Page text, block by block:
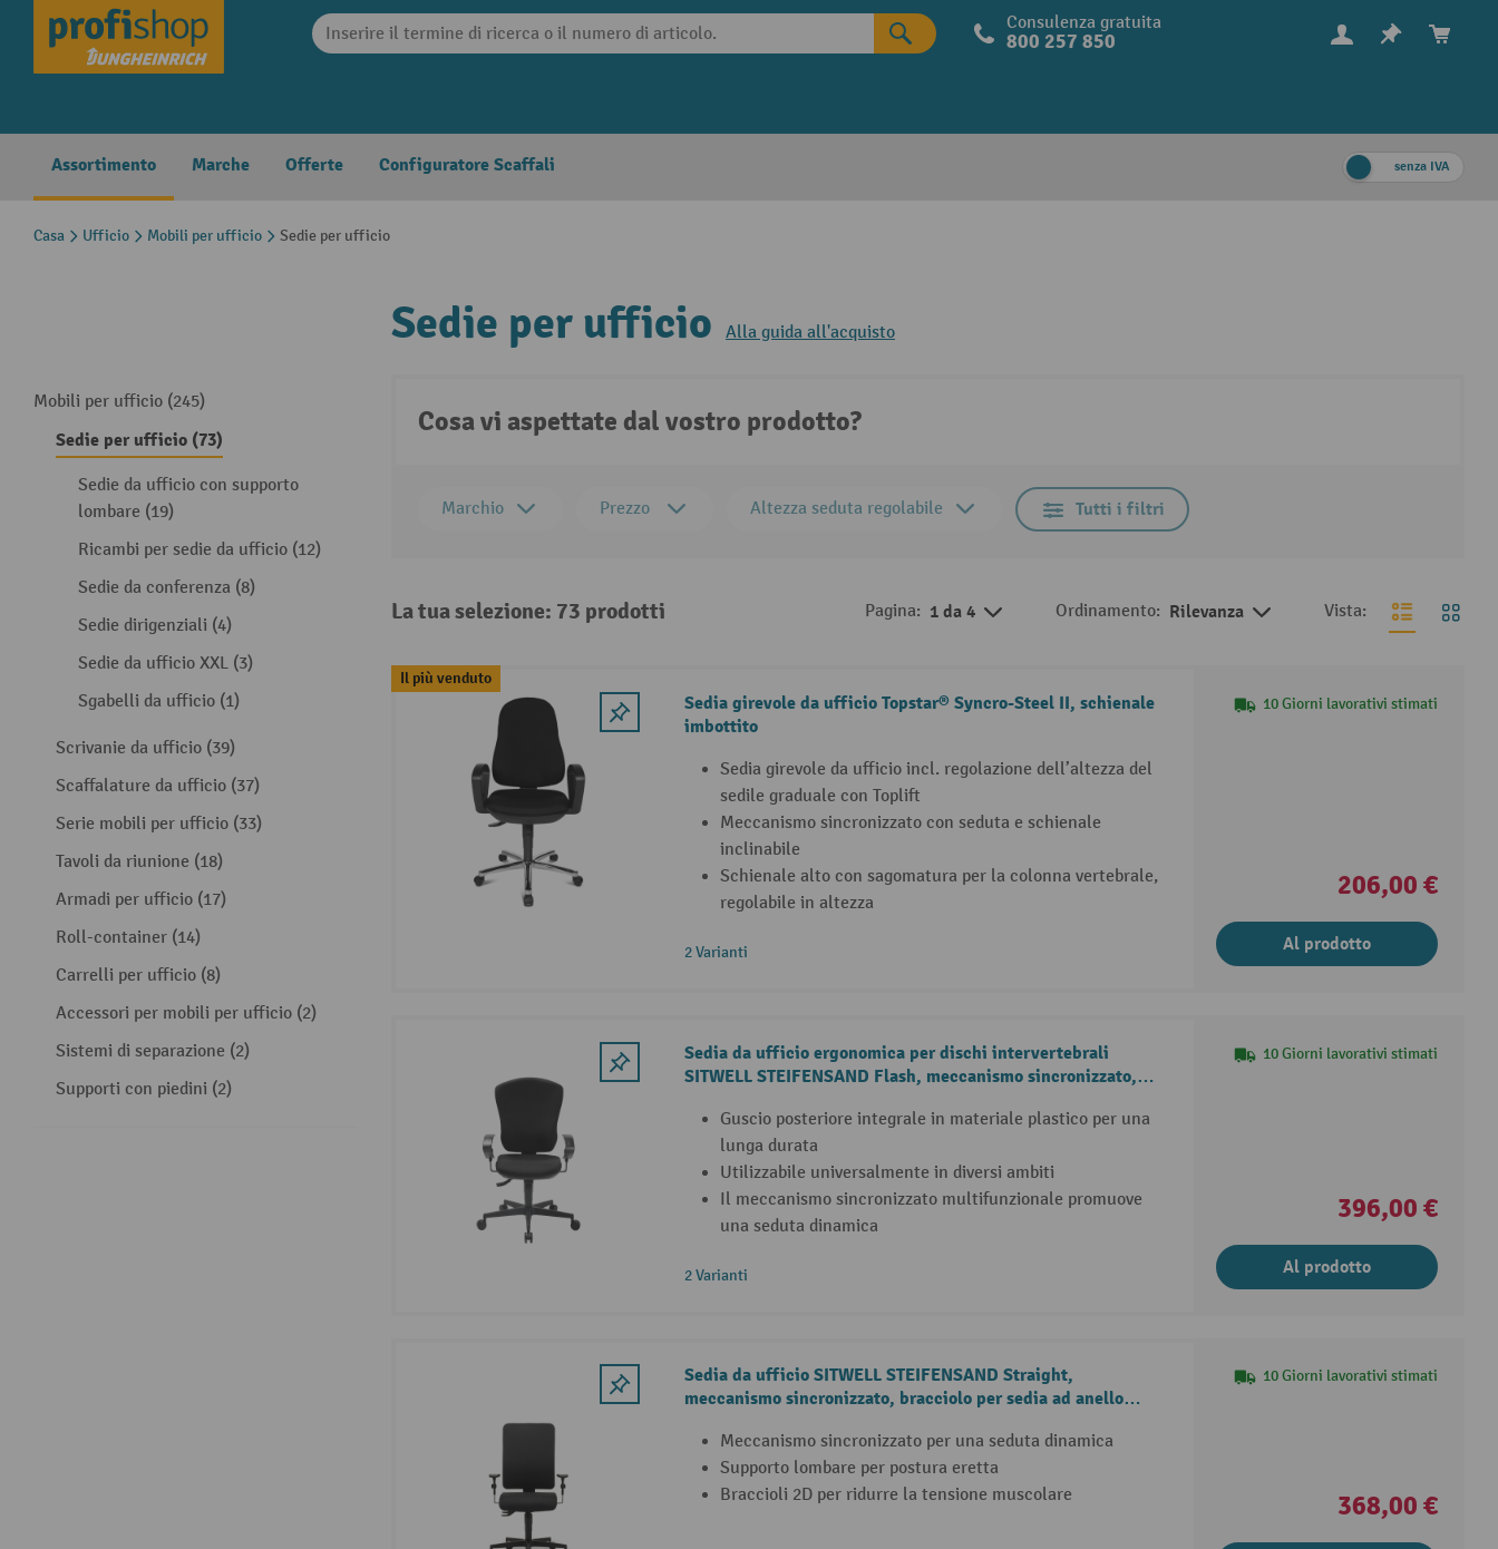
Skip to main navigation Consulenza gratuita
800 257 850
Assortimento Marche Offerte Configuratore Scaffali senza IVA
Casa Ufficio Mobili per ufficio Sedie per ufficio
Mobili per ufficio (245)
Sedie per ufficio (73)
Sedie da ufficio con supporto
lombare (19)
Ricambi per sedie da ufficio (12)
Sedie da conferenza (8)
Sedie dirigenziali (4)
Sedie da ufficio XXL (3)
Sgabelli da ufficio (1)
Scrivanie da ufficio (39)
Scaffalature da ufficio (37)
Serie mobili per ufficio (33)
Tavoli da riunione (18)
Armadi per ufficio (17)
Roll-container (14)
Carrelli per ufficio (8)
Accessori per mobili per ufficio (2)
Sistemi di separazione (2)
Supporti con piedini (2)
Sedie per ufficio Alla guida all'acquisto
Cosa vi aspettate dal vostro prodotto?
Marchio Prezzo Altezza seduta regolabile Tutti i filtri
La tua selezione: 73 prodotti Pagina: 1 da 4 Ordinamento: Rilevanza Vista:
Il più venduto
Sedia girevole da ufficio Topstar® Syncro-Steel II, schienale
imbottito
Sedia girevole da ufficio incl. regolazione dell’altezza del
sedile graduale con Toplift
Meccanismo sincronizzato con seduta e schienale
inclinabile
Schienale alto con sagomatura per la colonna vertebrale,
regolabile in altezza
2 Varianti
10 Giorni lavorativi stimati
206,00 €
Al prodotto
Sedia da ufficio ergonomica per dischi intervertebrali
SITWELL STEIFENSAND Flash, meccanismo sincronizzato,
Guscio posteriore integrale in materiale plastico per una
lunga durata
Utilizzabile universalmente in diversi ambiti
Il meccanismo sincronizzato multifunzionale promuove
una seduta dinamica
2 Varianti
10 Giorni lavorativi stimati
396,00 €
Al prodotto
Sedia da ufficio SITWELL STEIFENSAND Straight,
meccanismo sincronizzato, bracciolo per sedia ad anello
Meccanismo sincronizzato per una seduta dinamica
Supporto lombare per postura eretta
Braccioli 2D per ridurre la tensione muscolare
10 Giorni lavorativi stimati
368,00 €